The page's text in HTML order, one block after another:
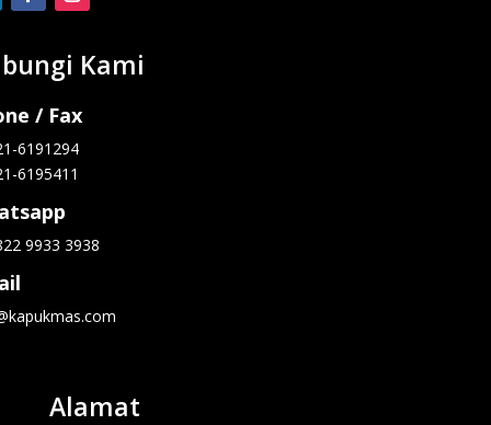
Kami
/ Fax
6191294
6195411
9933 3938
Alamat